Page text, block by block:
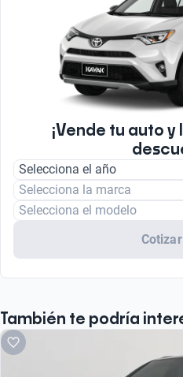
¡Vende tu auto
Selecciona el año
Selecciona la marca
Selecciona el modelo
También te podría